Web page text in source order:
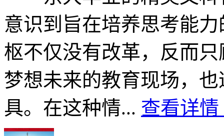
意识到旨在培养思考能
枢不仅没有改革，反而
梦想未来的教育现场，
具。在这种情... 查看详情